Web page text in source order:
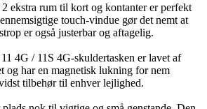
ekstra rum til kort og kontanter er perfekt
touch-vindue gør det nemt at
er også justerbar og aftagelig.
4G / 11S 4G-skuldertasken er lavet af
har en magnetisk lukning for nem
tilbehør til enhver lejlighed.